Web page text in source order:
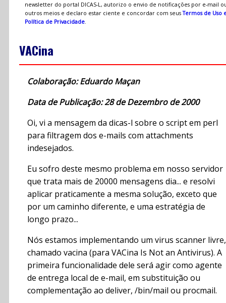
newsletter do portal DICAS-L, autorizo o envio de notificações por e-mail
outros meios e declaro estar ciente e concordar com seusTermos de Uso
Política de Privacidade.
VACina
Colaboração: Eduardo Maçan
Data de Publicação: 28 de Dezembro de 2000
Oi, vi a mensagem da dicas-l sobre o script em perl
para filtragem dos e-mails com attachments
indesejados.
Eu sofro deste mesmo problema em nosso servidor
que trata mais de 20000 mensagens dia... e resolvi
aplicar praticamente a mesma solução, exceto que
por um caminho diferente, e uma estratégia de
longo prazo...
Nós estamos implementando um virus scanner livre,
chamado vacina (para VACina Is Not an Antivirus). A
primeira funcionalidade dele será agir como agente
de entrega local de e-mail, em substituição ou
complementação ao deliver, /bin/mail ou procmail.